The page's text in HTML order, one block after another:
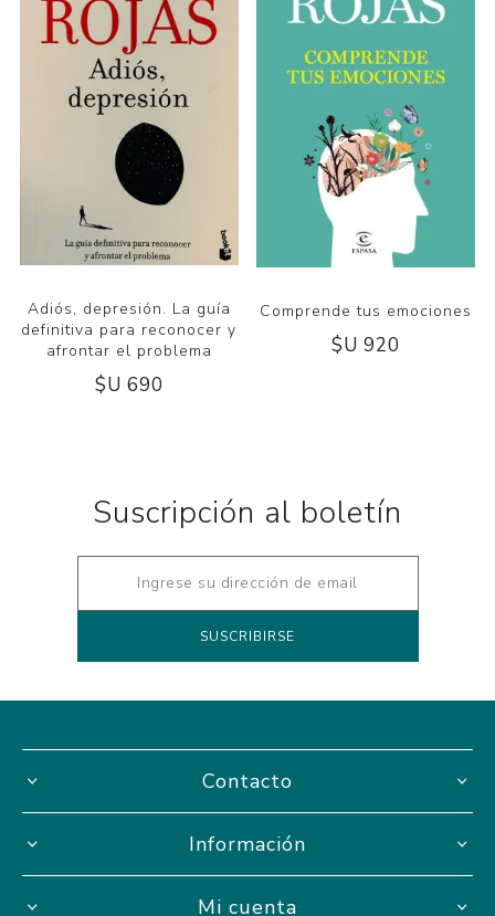
Adiós, depresión. La guía
definitiva para reconocer y
afrontar el problema
$U 690
Comprende tus emociones
$U 920
Suscripción al boletín
Contacto
Información
Mi cuenta